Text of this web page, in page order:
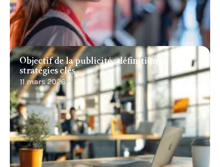
Objectif de la publicité : définition et
stratégies clés
11 mars 2026